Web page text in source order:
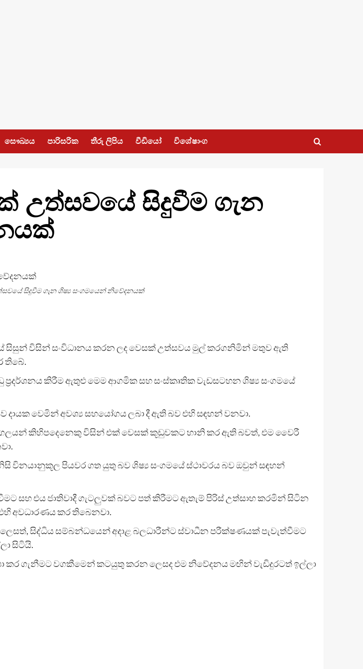
සෞඛ්‍යය පාරිසරික තීරු ලිපිය වීඩියෝ විශේෂාංග
උත්සවයේ සිදුවීම ගැන
සිදුවීම ගැන ශිෂ්‍ය සංගමයෙන් නිවේදනයක්
සිසුන් විසින් සංවිධානය කරන ලද වෙසක් උත්සවය මුල් කරගනිමින් මතුව ඇති
තිබේ.
කිරීම ඇතුළු මෙම ආගමික සහ සංස්කෘතික වැඩසටහන ශිෂ්‍ය සංගමයේ
දායක වෙමින් අවශ්‍ය සහයෝගය ලබා දී ඇති බව එහි සඳහන් වනවා.
කිහිපදෙනෙකු විසින් එක් වෙසක් කූඩුවකට හානි කර ඇති බවත්, එම වෛරී
විනයානුකූල පියවර ගත යුතු බව ශිෂ්‍ය සංගමයේ ස්ථාවරය බව ඔවුන් සඳහන්
සහ එය ජාතිවාදී ගැටලුවක් බවට පත් කිරීමට ඇතැම් පිරිස් උත්සාහ කරමින් සිටින
අවධාරණය කර තිබෙනවා.
සිද්ධිය සම්බන්ධයෙන් අදාළ බලධාරීන්ට ස්වාධීන පරීක්ෂණයක් පැවැත්වීමට
සිටියි.
ගැනීමට වගකීමෙන් කටයුතු කරන ලෙසද එම නිවේදනය මඟින් වැඩිදුරටත් ඉල්ලා